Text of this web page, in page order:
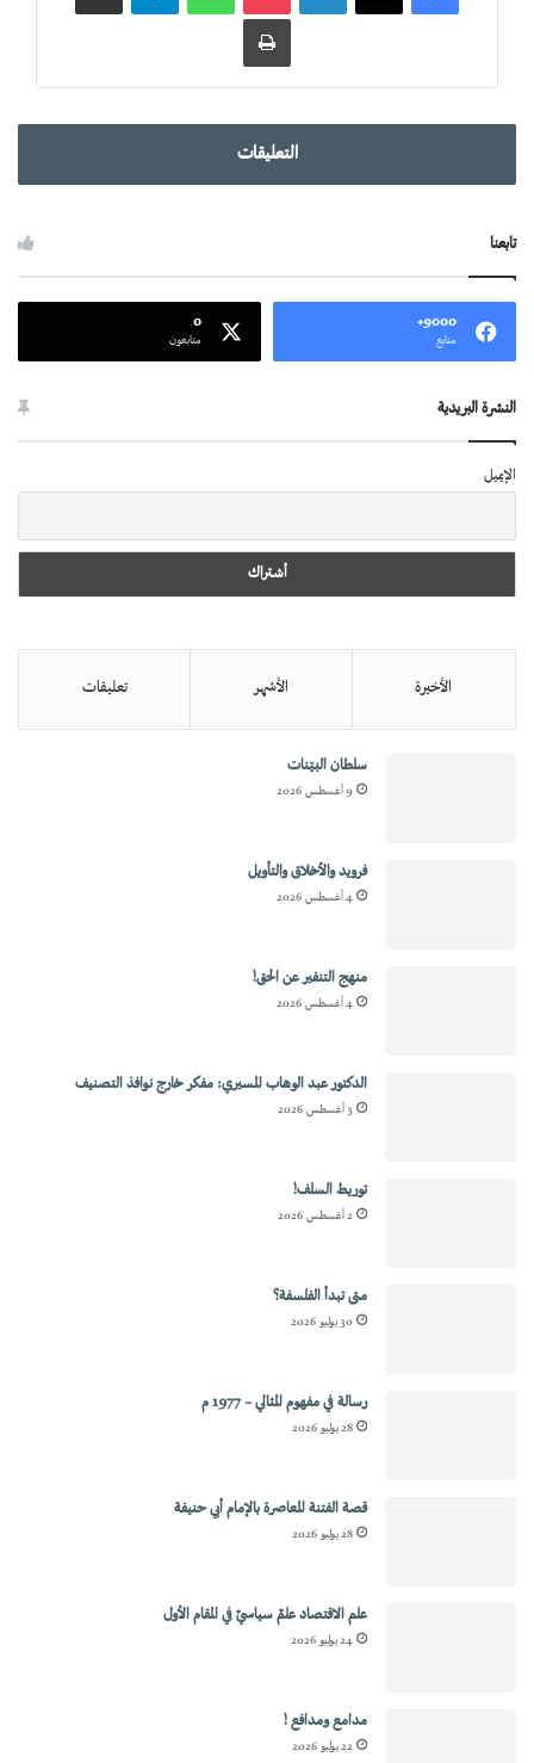
التعليقات
تابعنا
9000+
متابع
0
متابعون
النشرة البريدية
الإيميل
الأخيرة الأشهر تعليقات
سلطان البيّنات
9 أغسطس 2026
فرويد والأخلاق والتأويل
4 أغسطس 2026
منهج التنفير عن الحق!
4 أغسطس 2026
الدكتور عبد الوهاب المسيري: مفكر خارج نوافذ التصنيف
3 أغسطس 2026
توريط السلف!
2 أغسطس 2026
متى تبدأ الفلسفة؟
30 يوليو 2026
رسالة في مفهوم المثالي – 1977 م
28 يوليو 2026
قصة الفتنة المعاصرة بالإمام أبي حنيفة
28 يوليو 2026
علم الاقتصاد علمٌ سياسيٌ في المقام الأول
24 يوليو 2026
مدامع ومدافع !
22 يوليو 2026